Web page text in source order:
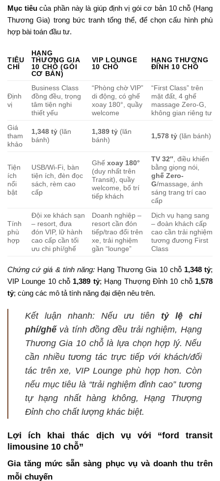
Mục tiêucủa phần này là giúp định vị gói cơ bản 10 chỗ (Hạng
Thương Gia) trong bức tranh tổng thể, để chọn cấu hình phù
hợp bài toán đầu tư.
TIÊU
CHÍ
HẠNG
THƯƠNG GIA
10 CHỖ (GÓI
CƠ BẢN)
VIP LOUNGE
10 CHỖ
HẠNG THƯỢNG
ĐỈNH 10 CHỖ
Định
vị
Business Class
đồng đều, trọng
tâm tiện nghi
thiết yếu
“Phòng chờ VIP”
di động, có ghế
xoay 180°, quầy
welcome
“First Class” trên
mặt đất, 4 ghế
massage Zero-G,
không gian riêng tư
Giá
tham
khảo
1,348 tỷ(lăn
bánh)
1,389 tỷ(lăn
bánh)
1,578 tỷ(lăn bánh)
Tiện
ích
nổi
bật
USB/Wi-Fi, bàn
tiện ích, đèn đọc
sách, rèm cao
cấp
Ghế xoay 180°
(duy nhất trên
Transit), quầy
welcome, bố trí
tiếp khách
TV 32″, điều khiển
bằng giọng nói,
ghế Zero-
G/massage, ánh
sáng trang trí cao
cấp
Tính
phù
hợp
Đội xe khách sạn
– resort, đưa
đón VIP, lữ hành
cao cấp cần tối
ưu chi phí/ghế
Doanh nghiệp –
resort cần đón
tiếp/trao đổi trên
xe, trải nghiệm
gần “lounge”
Dịch vụ hạng sang
– đoàn khách cấp
cao cần trải nghiệm
tương đương First
Class
Chứng cứ giá & tính năng:Hạng Thương Gia 10 chỗ 1,348 tỷ;
VIP Lounge 10 chỗ 1,389 tỷ; Hạng Thượng Đỉnh 10 chỗ 1,578
tỷ; cùng các mô tả tính năng đại diện nêu trên.
Kết luận nhanh: Nếu ưu tiên tỷ lệ chi
phí/ghếvà tính đồng đều trải nghiệm, Hạng
Thương Gia 10 chỗ là lựa chọn hợp lý. Nếu
cần nhiều tương tác trực tiếp với khách/đối
tác trên xe, VIP Lounge phù hợp hơn. Còn
nếu mục tiêu là “trải nghiệm đỉnh cao” tương
tự hạng nhất hàng không, Hạng Thượng
Đỉnh cho chất lượng khác biệt.
Lợi ích khai thác dịch vụ với “ford transit
limousine 10 chỗ”
Gia tăng mức sẵn sàng phục vụ và doanh thu trên
mỗi chuyến